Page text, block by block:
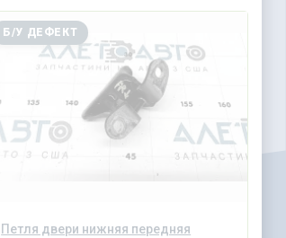
Петля двери нижняя передняя
Б/У ДЕФЕКТ